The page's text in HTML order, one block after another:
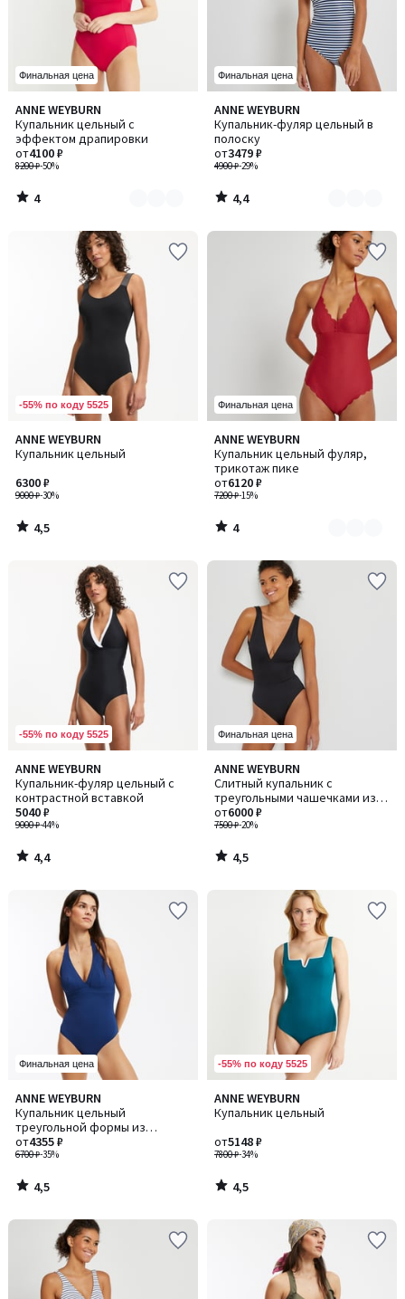
Финальная цена
ANNE WEYBURN
Купальник цельный с
эффектом драпировки
8200 ₽-50%
от4100 ₽
4
/
5
Количество
цветов:
2
4
/
Финальная цена
ANNE WEYBURN
Купальник-фуляр цельный в
полоску
4900 ₽-29%
от3479 ₽
4,4
/ 5
Количество
цветов:
2
4,4
/
-55% по коду 5525
ANNE WEYBURN
Купальник цельный
9000 ₽-30%
6300 ₽
4,5
/ 5
4,5
/
Финальная цена
ANNE WEYBURN
Купальник цельный фуляр,
трикотаж пике
7200 ₽-15%
от6120 ₽
4
/
5
Количество
цветов:
2
4
/
-55% по коду 5525
ANNE WEYBURN
Купальник-фуляр цельный с
контрастной вставкой
9000 ₽-44%
5040 ₽
4,4
/ 5
4,4
/
Финальная цена
ANNE WEYBURN
Слитный купальник с
треугольными чашечками из
трикотажа пике
7500 ₽-20%
от6000 ₽
4,5
/ 5
4,5
/
Финальная цена
ANNE WEYBURN
Купальник цельный
треугольной формы из
трикотажа пике
6700 ₽-35%
от4355 ₽
4,5
/ 5
4,5
/
-55% по коду 5525
ANNE WEYBURN
Купальник цельный
7800 ₽-34%
от5148 ₽
4,5
/ 5
4,5
/